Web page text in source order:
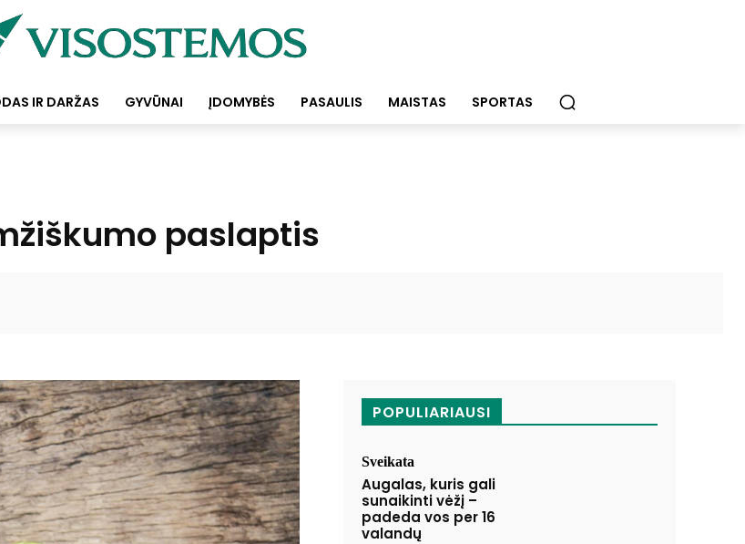
IR DARŽAS GYVŪNAI ĮDOMYBĖS PASAULIS MAISTAS SPORTAS
paslaptis
POPULIARIAUSI
Sveikata
Augalas, kuris gali
sunaikinti vėžį –
padeda vos per 16
valandų